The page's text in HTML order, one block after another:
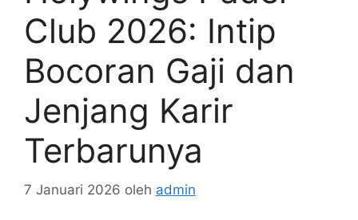
Club 2026: Intip
Bocoran Gaji dan
Jenjang Karir
Terbarunya
7 Januari 2026 oleh admin